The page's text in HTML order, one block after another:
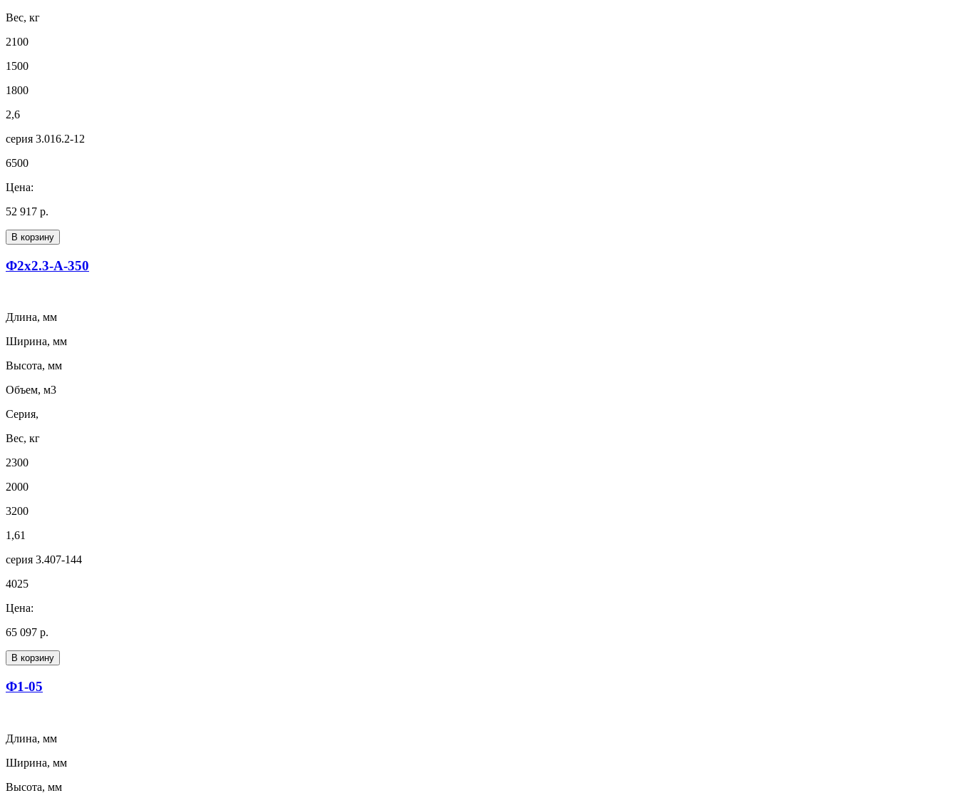
Вес, кг
2100
1500
1800
2,6
серия 3.016.2-12
6500
Цена:
52 917 р.
В корзину
Ф2х2.3-А-350
Длина, мм
Ширина, мм
Высота, мм
Объем, м3
Серия,
Вес, кг
2300
2000
3200
1,61
серия 3.407-144
4025
Цена:
65 097 р.
В корзину
Ф1-05
Длина, мм
Ширина, мм
Высота, мм